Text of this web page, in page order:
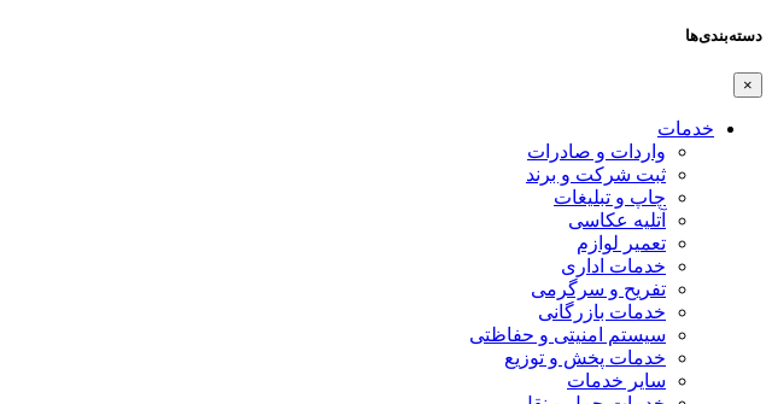
دسته‌بندی‌ها
×
خدمات
واردات و صادرات
ثبت شرکت و برند
چاپ و تبلیغات
آتلیه عکاسی
تعمیر لوازم
خدمات اداری
تفریح و سرگرمی
خدمات بازرگانی
سیستم امنیتی و حفاظتی
خدمات پخش و توزیع
سایر خدمات